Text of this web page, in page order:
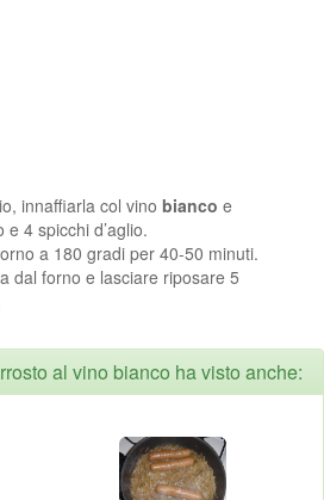
innaffiarla col vino bianco e
4 spicchi d’aglio.
a 180 gradi per 40-50 minuti.
dal forno e lasciare riposare 5
al vino bianco ha visto anche: